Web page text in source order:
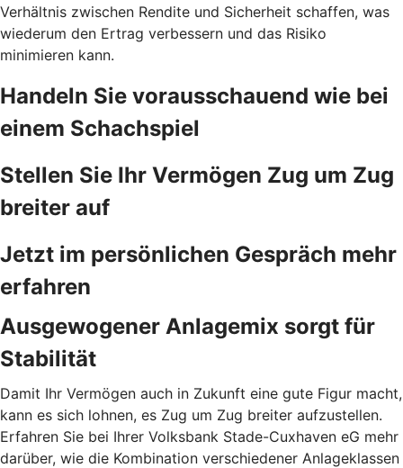
Verhältnis zwischen Rendite und Sicherheit schaffen, was
wiederum den Ertrag verbessern und das Risiko
minimieren kann.
Handeln Sie vorausschauend wie bei
einem Schachspiel
Stellen Sie Ihr Vermögen Zug um Zug
breiter auf
Jetzt im persönlichen Gespräch mehr
erfahren
Ausgewogener Anlagemix sorgt für
Stabilität
Damit Ihr Vermögen auch in Zukunft eine gute Figur macht,
kann es sich lohnen, es Zug um Zug breiter aufzustellen.
Erfahren Sie bei Ihrer Volksbank Stade-Cuxhaven eG mehr
darüber, wie die Kombination verschiedener Anlageklassen